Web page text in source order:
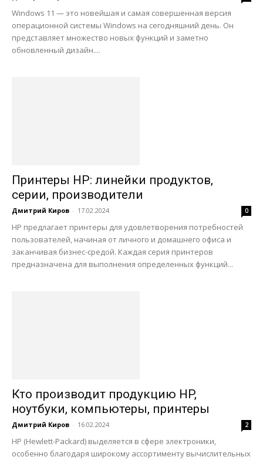
Windows 11 — это новейшая и самая совершенная версия
операционной системы Windows на сегодняшний день. Он
представляет множество новых функций и заметно
обновленный дизайн....
Принтеры HP: линейки продуктов,
серии, производители
Дмитрий Киров - 17.02.2024 0
HP предлагает принтеры для удовлетворения потребностей
пользователей, начиная от личного и домашнего офиса и
заканчивая бизнес-средой. Каждая серия принтеров
предназначена для выполнения определенных функций...
Кто производит продукцию HP,
ноутбуки, компьютеры, принтеры
Дмитрий Киров - 16.02.2024 2
HP (Hewlett-Packard) выделяется в сфере электроники,
особенно благодаря широкому ассортименту вычислительных